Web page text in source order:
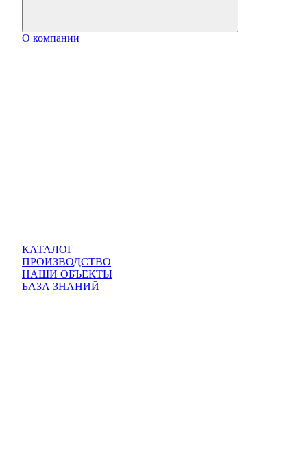
О компании
КАТАЛОГ
ПРОИЗВОДСТВО
НАШИ ОБЪЕКТЫ
БАЗА ЗНАНИЙ